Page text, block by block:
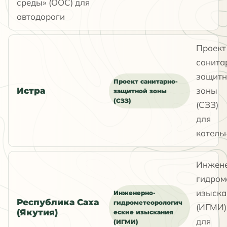
среды» (ООС) для
автодороги
Истра
Проект санитарно-
защитной зоны
(СЗЗ)
Проект
зоны
(СЗЗ)
для
Республика Саха
(Якутия)
Инженерно-
гидрометеорологич
еские изыскания
(ИГМИ)
(ИГМИ)
для